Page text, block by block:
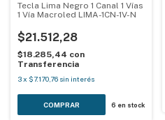
Tecla Lima Negro 1 Canal 1 Vías
1 Vía Macroled LIMA-1CN-1V-N
$21.512,28
$18.285,44 con
Transferencia
3x $7.170,76 sin interés
6 en stock